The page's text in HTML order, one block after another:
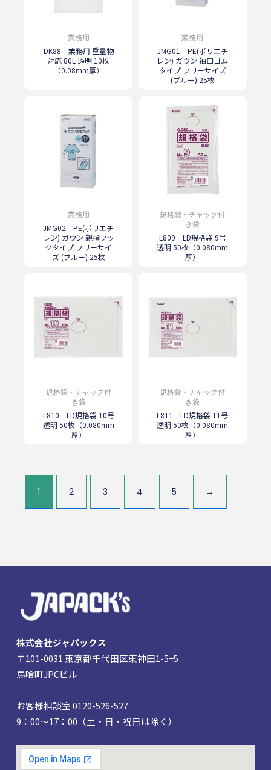
業務用
DK88 業務用 重量物
対応 80L 透明 10枚
（0.08mm厚）
業務用
JMG01 PE(ポリエチ
レン) ガウン 袖口ゴム
タイプ フリーサイズ
(ブルー) 25枚
業務用
JMG02 PE(ポリエチ
レン) ガウン 親指フッ
クタイプ フリーサイ
ズ (ブルー) 25枚
規格袋・チャック付
き袋
L809 LD規格袋 9号
透明 50枚（0.080mm
厚）
規格袋・チャック付
き袋
L810 LD規格袋 10号
透明 50枚（0.080mm
厚）
規格袋・チャック付
き袋
L811 LD規格袋 11号
透明 50枚（0.080mm
厚）
1 2 3 4 5 →
株式会社ジャパックス
〒101-0031 東京都千代田区東神田1-5−5
馬喰町JPCビル
お客様相談室 0120-526-527
9：00～17：00（土・日・祝日は除く）